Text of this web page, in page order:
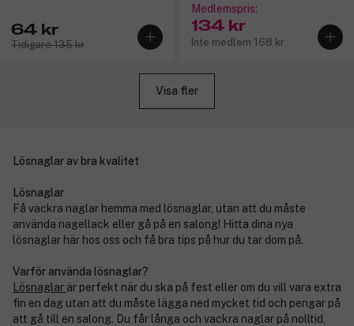
64 kr
Tidigare 135 kr
Medlemspris:
134 kr
Inte medlem 168 kr
Visa fler
Lösnaglar av bra kvalitet
Lösnaglar
Få vackra naglar hemma med lösnaglar, utan att du måste
använda nagellack eller gå på en salong! Hitta dina nya
lösnaglar här hos oss och få bra tips på hur du tar dom på.
Varför använda lösnaglar?
Lösnaglar är perfekt när du ska på fest eller om du vill vara extra
fin en dag utan att du måste lägga ned mycket tid och pengar på
att gå till en salong. Du får långa och vackra naglar på nolltid,